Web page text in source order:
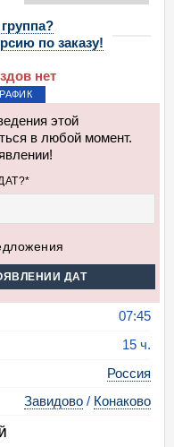
по заказу!
нет
этой
в любой момент.
ДАТ
07:45
15 ч.
Россия
Завидово / Конаково